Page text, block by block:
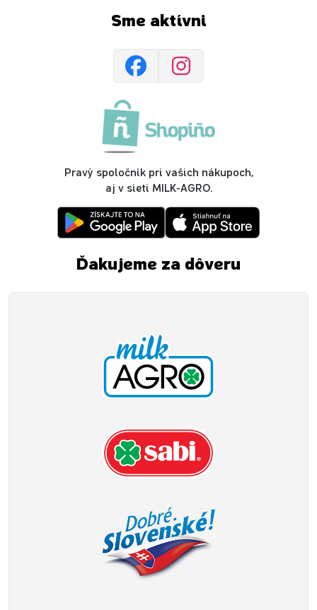
Sme aktívni
Pravý spoločník pri vašich nákupoch,
aj v sieti MILK-AGRO.
Ďakujeme za dôveru